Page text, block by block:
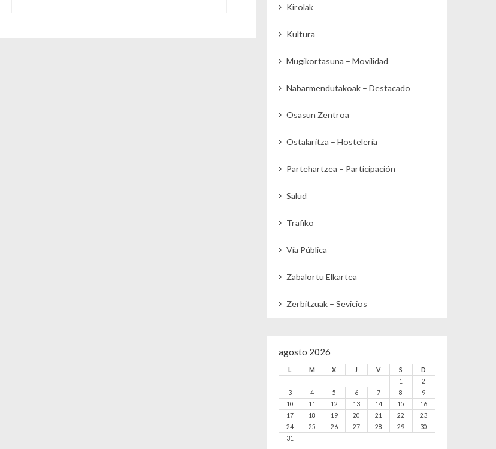
Kirolak
Kultura
Mugikortasuna – Movilidad
Nabarmendutakoak – Destacado
Osasun Zentroa
Ostalaritza – Hostelería
Partehartzea – Participación
Salud
Trafiko
Vía Pública
Zabalortu Elkartea
Zerbitzuak – Sevicios
agosto 2026
L M X J V S
D
1
2
3
4 5 6 7 8
9
10
11 12 13 14 15
16
17
18 19 20 21 22
23
24
25 26 27 28 29
30
31